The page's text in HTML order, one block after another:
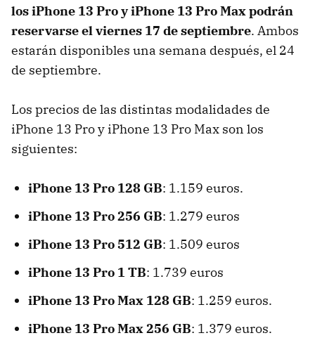
los iPhone 13 Pro y iPhone 13 Pro Max podrán
reservarse el viernes 17 de septiembre. Ambos
estarán disponibles una semana después, el 24
de septiembre.
Los precios de las distintas modalidades de
iPhone 13 Pro y iPhone 13 Pro Max son los
siguientes:
iPhone 13 Pro 128 GB: 1.159 euros.
iPhone 13 Pro 256 GB: 1.279 euros
iPhone 13 Pro 512 GB: 1.509 euros
iPhone 13 Pro 1 TB: 1.739 euros
iPhone 13 Pro Max 128 GB: 1.259 euros.
iPhone 13 Pro Max 256 GB: 1.379 euros.